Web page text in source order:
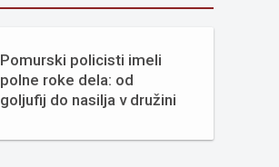
Pomurski policisti imeli
polne roke dela: od
goljufij do nasilja v družini